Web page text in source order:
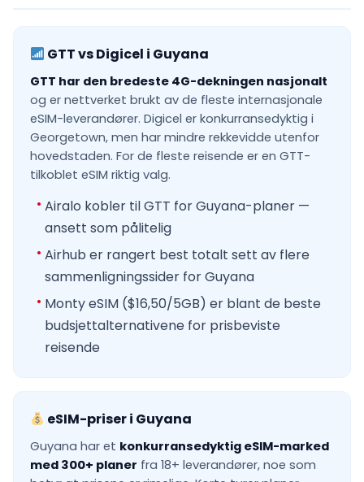
GTT vs Digicel i Guyana
GTT har den bredeste 4G-dekningen nasjonalt
og er nettverket brukt av de fleste internasjonale
eSIM-leverandører. Digicel er konkurransedyktig i
Georgetown, men har mindre rekkevidde utenfor
hovedstaden. For de fleste reisende er en GTT-
tilkoblet eSIM riktig valg.
Airalo kobler til GTT for Guyana-planer —
ansett som pålitelig
Airhub er rangert best totalt sett av flere
sammenligningssider for Guyana
Monty eSIM ($16,50/5GB) er blant de beste
budsjettalternativene for prisbeviste
reisende
eSIM-priser i Guyana
Guyana har et konkurransedyktig eSIM-marked
med 300+ planer fra 18+ leverandører, noe som